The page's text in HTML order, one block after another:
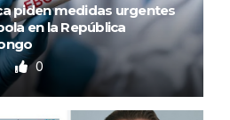
piden medidas urgentes
en la República
0